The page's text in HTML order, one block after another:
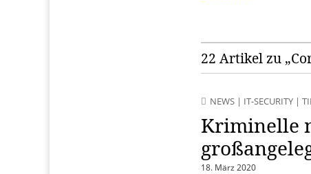
22 Artikel zu
NEWS| IT-SECURITY|
Kriminelle
18. März 2020